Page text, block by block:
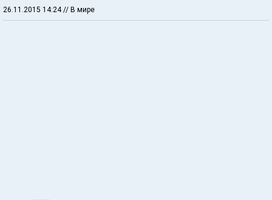
26.11.2015 14:24// В мире